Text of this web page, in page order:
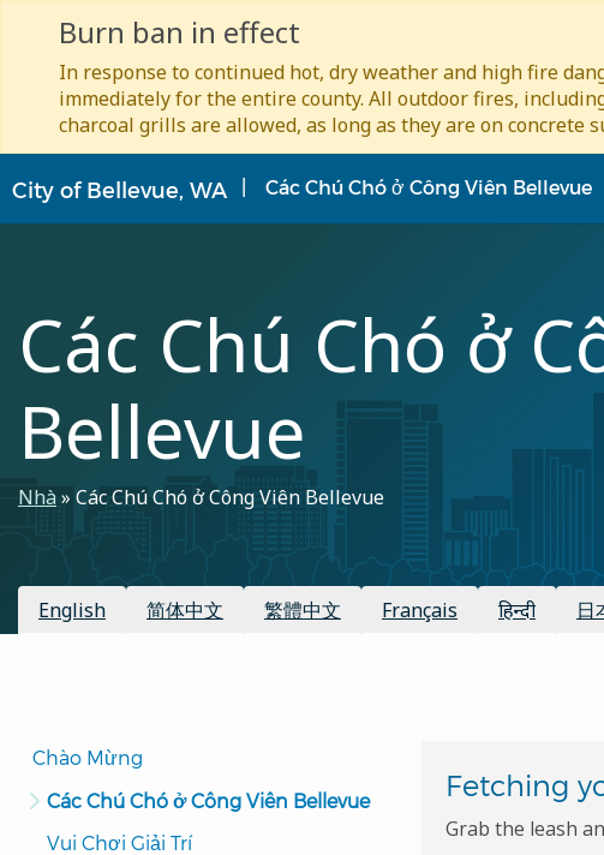
đến
nội
Burn ban in effect
In response to continued hot, dry weather and high fire
immediately for the entire county. All outdoor fires,
charcoal grills are allowed, as long as they are on concrete
City of Bellevue, WA Các Chú Chó ở Công Viên Bellevue
Các Chú Chó ở
Bellevue
Breadcrumb
Nhà Các Chú Chó ở Công Viên Bellevue
Các bản dịch có sẵn:
English 简体中文 繁體中文 Français हिन्दी 日
Translated
Pages
Navigation
Chào Mừng
Các Chú Chó ở Công Viên Bellevue
Vui Chơi Giải Trí
Fetching
Grab the leash